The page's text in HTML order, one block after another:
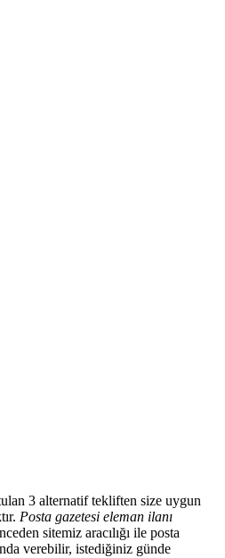
3 alternatif tekliften size uygun
Posta gazetesi eleman ilanı
sitemiz aracılığı ile posta
verebilir, istediğiniz günde